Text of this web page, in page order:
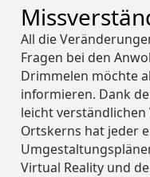
All die
Fragen bei den
Drimmelen möchte
informieren. Dank
leicht
Ortskerns hat jeder
Virtual Reality und